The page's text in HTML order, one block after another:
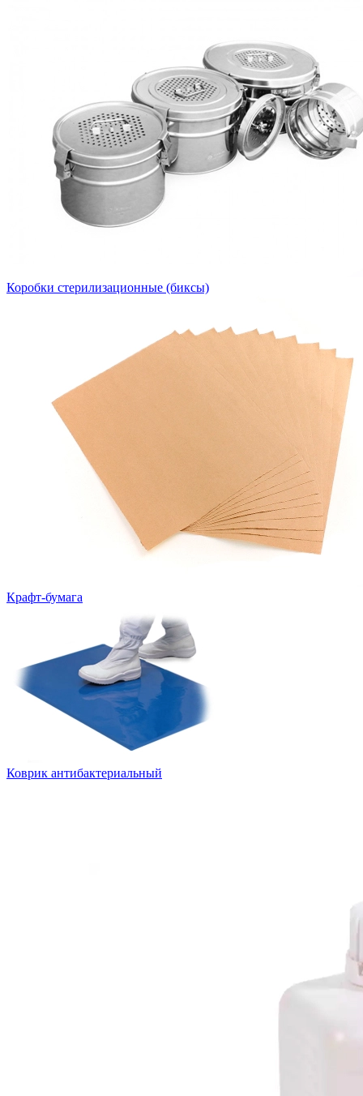
Коробки стерилизационные (биксы)
Крафт-бумага
Коврик антибактериальный